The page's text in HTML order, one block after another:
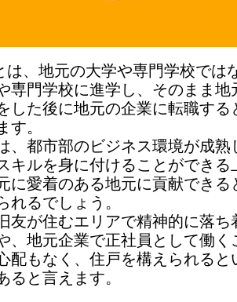
は、地元の大学や専門学校では
専門学校に進学し、そのまま地
した後に地元の企業に転職する
。
、都市部のビジネス環境が成熟
キルを身に付けることができる
に愛着のある地元に貢献できる
るでしょう。
友が住むエリアで精神的に落
、地元企業で正社員として働
配もなく、住戸を構えられると
ると言えます。